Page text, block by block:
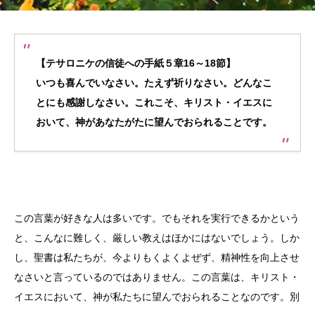
【テサロニケの信徒への手紙５章16～18節】
いつも喜んでいなさい。たえず祈りなさい。どんなこ
とにも感謝しなさい。これこそ、キリスト・イエスに
おいて、神があなたがたに望んでおられることです。
この言葉が好きな人は多いです。でもそれを実行できるかという
と、こんなに難しく、厳しい教えはほかにはないでしょう。しか
し、聖書は私たちが、今よりもくよくよぜず、精神性を向上させ
なさいと言っているのではありません。この言葉は、キリスト・
イエスにおいて、神が私たちに望んでおられることなのです。別